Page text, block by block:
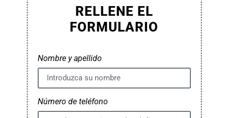
RELLENE EL
FORMULARIO
Nombre y apellido
Número de teléfono